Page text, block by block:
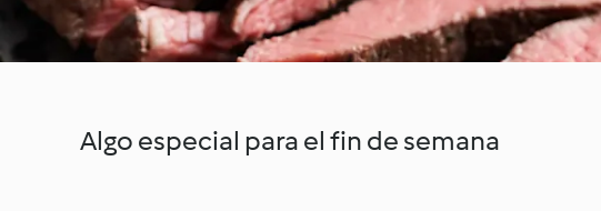
Algo especial para el fin de semana